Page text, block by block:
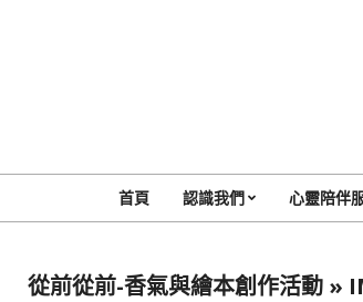
首頁 認識我們 心靈陪伴
從前從前-香氣與繪本創作活動 »